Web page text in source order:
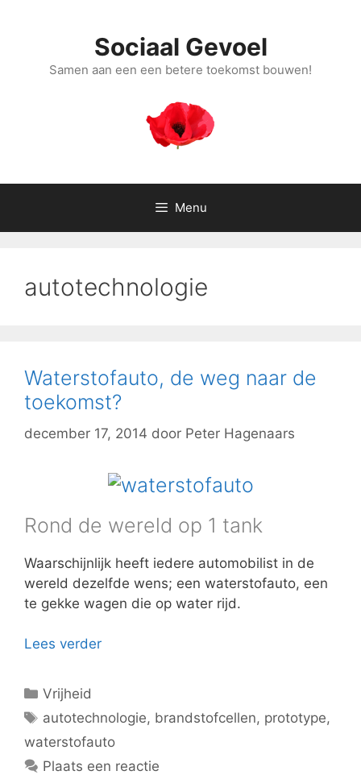
Sociaal Gevoel
Samen aan een een betere toekomst bouwen!
Menu
autotechnologie
Waterstofauto, de weg naar de
toekomst?
december 17, 2014 door Peter Hagenaars
Rond de wereld op 1 tank
Waarschijnlijk heeft iedere automobilist in de
wereld dezelfde wens; een waterstofauto, een
te gekke wagen die op water rijd.
Lees verder
Categorieën
Vrijheid
Tags
autotechnologie, brandstofcellen, prototype,
waterstofauto
Plaats een reactie